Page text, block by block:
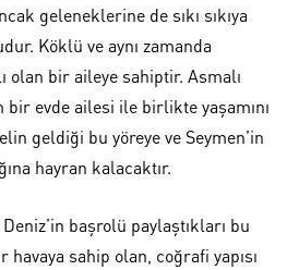
geleneklerine de sıkı sıkıya
Köklü ve aynı zamanda
olan bir aileye sahiptir. Asmalı
evde ailesi ile birlikte yaşamını
geldiği bu yöreye ve Seymen’in
hayran kalacaktır.
başrolü paylaştıkları bu
sahip olan, coğrafi yapısı